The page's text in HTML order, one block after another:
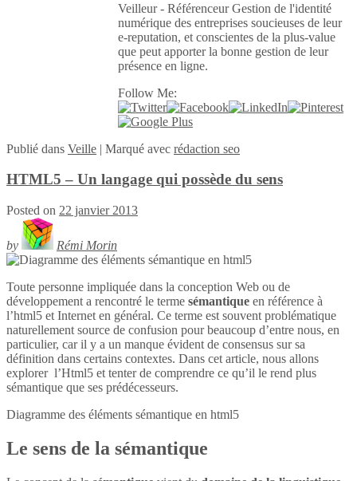
Veilleur - Référenceur Gestion de l'identité
numérique des entreprises soucieuses de leur
e-reputation, et conscientes de la plus-value
que peut apporter la bonne gestion de leur
présence en ligne.
Follow Me:
Publié dans Veille | Marqué avec rédaction seo
HTML5 – Un langage qui possède du sens
Posted on 22 janvier 2013
by Rémi Morin
Toute personne impliquée dans la conception Web ou de
développement a rencontré le terme sémantique en référence à
l’html5 et Internet en général. Ce terme est souvent problématique
naturellement source de confusion pour beaucoup d’entre nous, en
particulier, car il y a un manque évident de consensus sur sa
définition dans certains contextes. Dans cet article, nous allons
explorer l’Html5 et tenter de comprendre ce qu’il le rend plus
sémantique que ses prédécesseurs.
Diagramme des éléments sémantique en html5
Le sens de la sémantique